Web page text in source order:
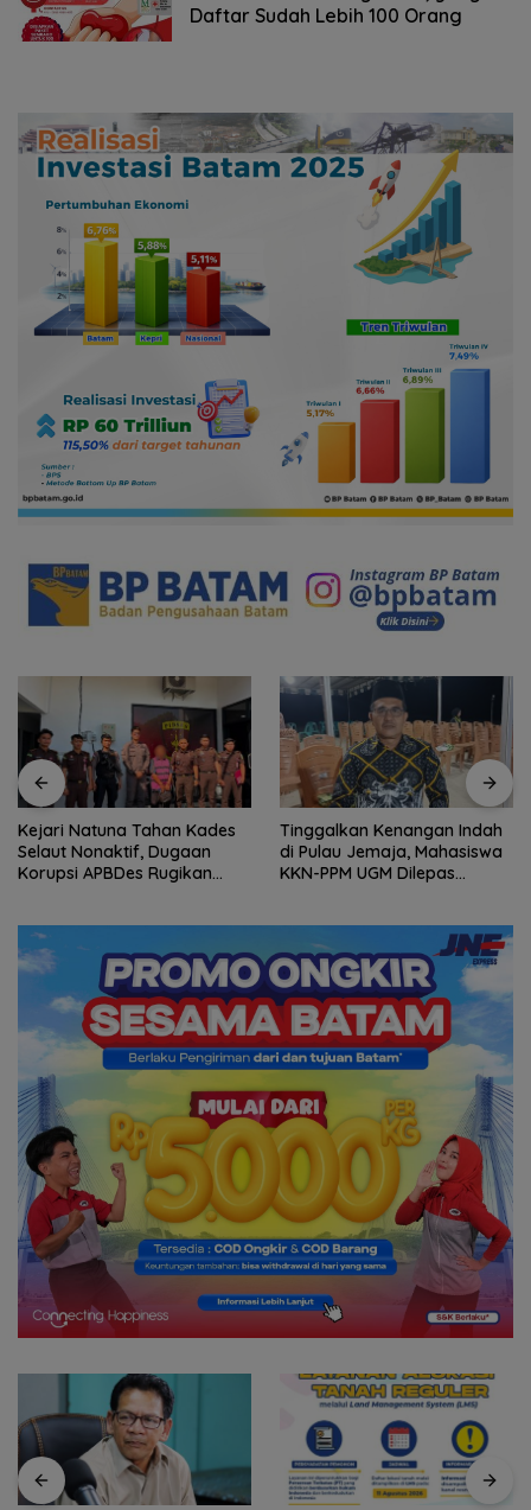
Daftar Sudah Lebih 100 Orang
Kejari Natuna Tahan Kades
Selaut Nonaktif, Dugaan
Korupsi APBDes Rugikan
Tinggalkan Kenangan Indah
di Pulau Jemaja, Mahasiswa
KKN-PPM UGM Dilepas